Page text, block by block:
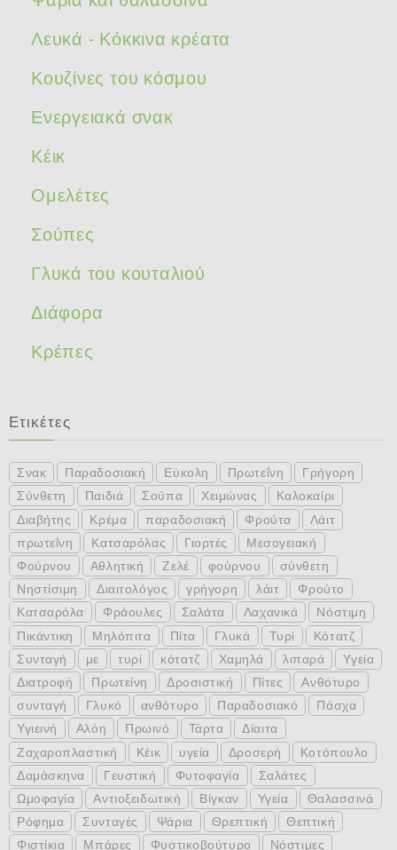
Λευκά - Κόκκινα κρέατα
Κουζίνες του κόσμου
Ενεργειακά σνακ
Κέικ
Ομελέτες
Σούπες
Γλυκά του κουταλιού
Διάφορα
Κρέπες
Ετικέτες
Σνακ Παραδοσιακή Εύκολη Πρωτεΐνη
Γρήγορη
Σύνθετη
Παιδιά Σούπα Χειμώνας
Καλοκαίρι
Διαβήτης
Κρέμα παραδοσιακή Φρούτα
Λάιτ
πρωτεΐνη
Κατσαρόλας Γιορτές
Μεσογειακή
Φούρνου
Αθλητική Ζελέ φούρνου
σύνθετη
Νηστίσιμη
Διαιτολόγος γρήγορη λάιτ
Φρούτο
Κατσαρόλα
Φράουλες Σαλάτα Λαχανικά
Νόστιμη
Πικάντικη
Μηλόπιτα Πίτα Γλυκά Τυρί
Κότατζ
Συνταγή
με τυρί κότατζ Χαμηλά λιπαρά
Υγεία
Διατροφή
Πρωτείνη Δροσιστική Πίτες
Ανθότυρο
συνταγή
Γλυκό ανθότυρο Παραδοσιακό
Πάσχα
Υγιεινή
Αλόη Πρωινό Τάρτα
Δίαιτα
Ζαχαροπλαστική
Κέικ υγεία Δροσερή
Κοτόπουλο
Δαμάσκηνα
Γευστική Φυτοφαγία
Σαλάτες
Ωμοφαγία
Αντιοξειδωτική Βίγκαν Υγεία
Θαλασσινά
Ρόφημα
Συνταγές Ψάρια Θρεπτική
Θεπτική
Φιστίκια
Μπάρες Φυστικοβούτυρο Νόστιμες